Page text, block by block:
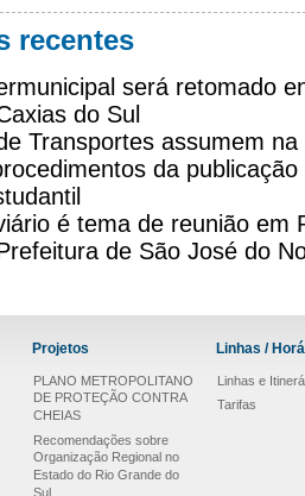
recentes
será retomado
do Sul
Transportes assumem
da
é tema de reunião em
de São José do
Projetos
PLANO METROPOLITANO
DE PROTEÇÃO CONTRA
CHEIAS
Recomendações sobre
Organização Regional no
Estado do Rio Grande do
Linhas /
Linhas e
Tarifas